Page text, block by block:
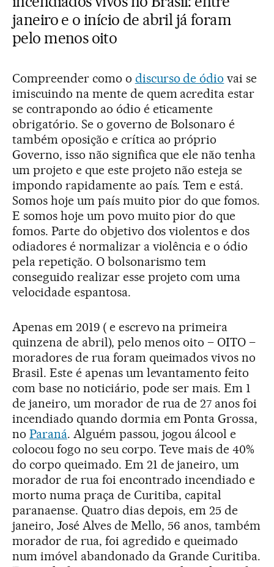
janeiro e o início de abril já foram
pelo menos oito
Compreender como o discurso de ódio vai se
imiscuindo na mente de quem acredita estar
se contrapondo ao ódio é eticamente
obrigatório. Se o governo de Bolsonaro é
também oposição e crítica ao próprio
Governo, isso não significa que ele não tenha
um projeto e que este projeto não esteja se
impondo rapidamente ao país. Tem e está.
Somos hoje um país muito pior do que fomos.
E somos hoje um povo muito pior do que
fomos. Parte do objetivo dos violentos e dos
odiadores é normalizar a violência e o ódio
pela repetição. O bolsonarismo tem
conseguido realizar esse projeto com uma
velocidade espantosa.
Apenas em 2019 ( e escrevo na primeira
quinzena de abril), pelo menos oito – OITO –
moradores de rua foram queimados vivos no
Brasil. Este é apenas um levantamento feito
com base no noticiário, pode ser mais. Em 1
de janeiro, um morador de rua de 27 anos foi
incendiado quando dormia em Ponta Grossa,
no Paraná. Alguém passou, jogou álcool e
colocou fogo no seu corpo. Teve mais de 40%
do corpo queimado. Em 21 de janeiro, um
morador de rua foi encontrado incendiado e
morto numa praça de Curitiba, capital
paranaense. Quatro dias depois, em 25 de
janeiro, José Alves de Mello, 56 anos, também
morador de rua, foi agredido e queimado
num imóvel abandonado da Grande Curitiba.